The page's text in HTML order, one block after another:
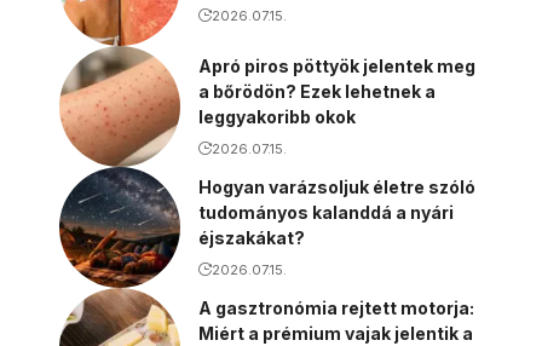
2026.07.15.
Apró piros pöttyök jelentek meg
a bőrödön? Ezek lehetnek a
leggyakoribb okok
2026.07.15.
Hogyan varázsoljuk életre szóló
tudományos kalanddá a nyári
éjszakákat?
2026.07.15.
A gasztronómia rejtett motorja:
Miért a prémium vajak jelentik a